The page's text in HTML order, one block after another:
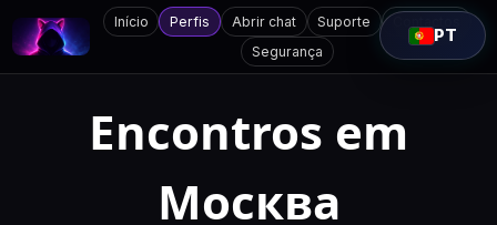
Início Perfis Abrir chat Suporte
Segurança
PT
Encontros em
Москва